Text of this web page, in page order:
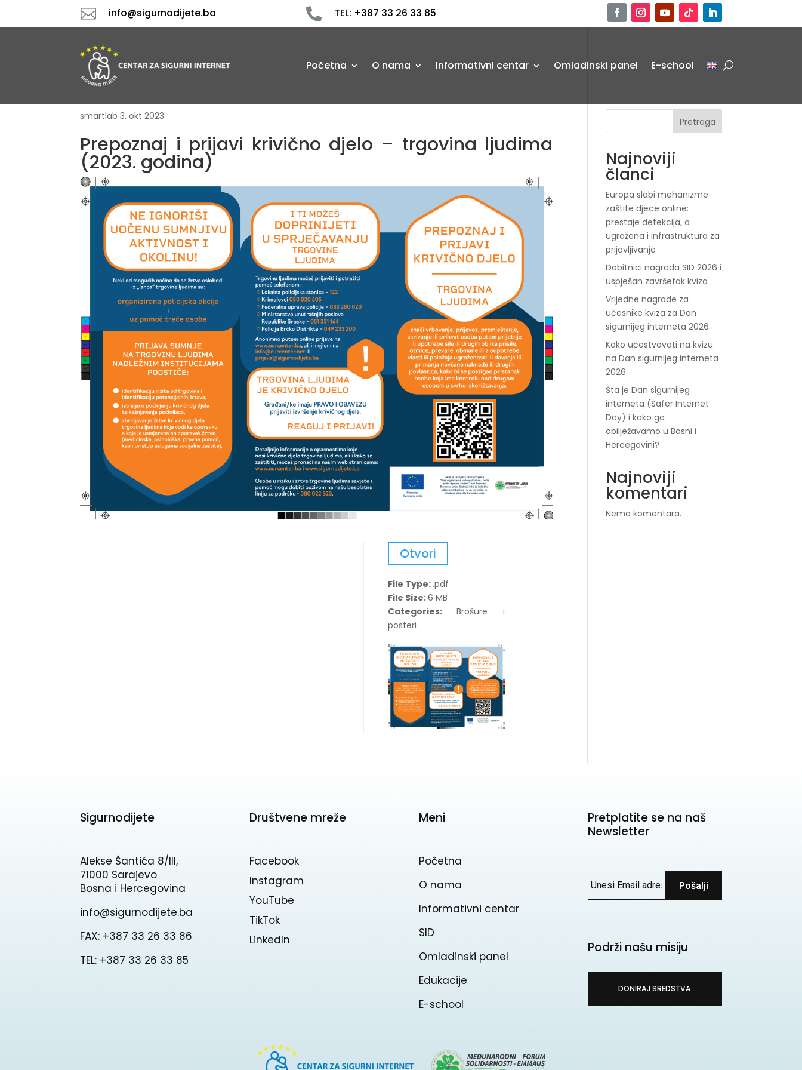
 info@sigurnodijete.ba  TEL: +387 33 26 33 85
Početna O nama Informativni centar Omladinski panel E-school
smartlab 3. okt 2023
Prepoznaj i prijavi krivično djelo – trgovina ljudima
(2023. godina)
Otvori
File Type: .pdf
File Size:6 MB
Categories:Brošure i
posteri
Pretraga
Najnoviji
članci
Europa slabi mehanizme
zaštite djece online:
prestaje detekcija, a
ugrožena i infrastruktura za
prijavljivanje
Dobitnici nagrada SID 2026 i
uspješan završetak kviza
Vrijedne nagrade za
učesnike kviza za Dan
sigurnijeg interneta 2026
Kako učestvovati na kvizu
na Dan sigurnijeg interneta
2026
Šta je Dan sigurnijeg
interneta (Safer Internet
Day) i kako ga
obilježavamo u Bosni i
Hercegovini?
Najnoviji
komentari
Nema komentara.
Sigurnodijete
Alekse Šantića 8/III,
71000 Sarajevo
Bosna i Hercegovina
info@sigurnodijete.ba
FAX: +387 33 26 33 86
TEL: +387 33 26 33 85
Društvene mreže
Facebook
Instagram
YouTube
TikTok
Linkedln
Meni
Početna
O nama
Informativni centar
SID
Omladinski panel
Edukacije
E-school
Pretplatite se na naš
Newsletter
Pošalji
Podrži našu misiju
DONIRAJ SREDSTVA